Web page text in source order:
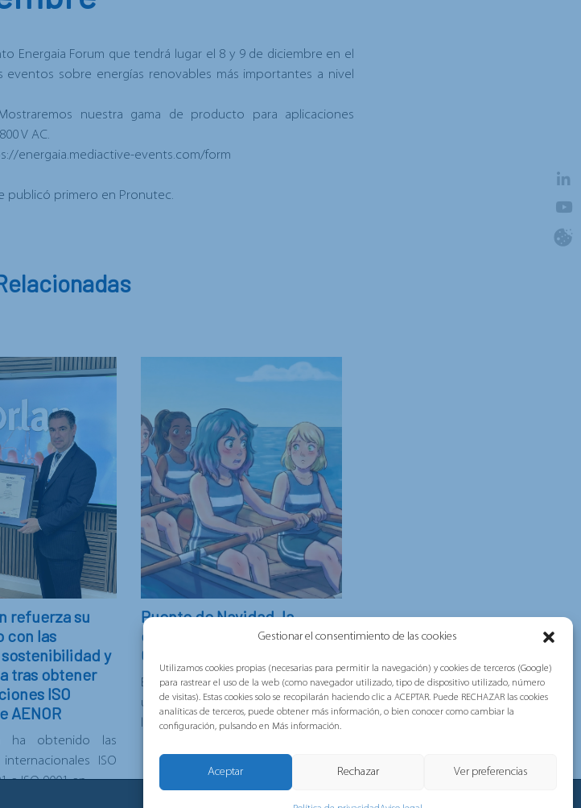
Gestionar el consentimiento de las cookies
Utilizamos cookies propias (necesarias para permitir la navegación) y cookies de terceros (Google)
para rastrear el uso de la web (como navegador utilizado, tipo de dispositivo utilizado, número
de visitas). Estas cookies solo se recopilarán haciendo clic a ACEPTAR. Puede RECHAZAR las cookies
analíticas de terceros, puede obtener más información, o bien conocer como cambiar la
configuración, pulsando en Más información.
Aceptar Rechazar Ver preferencias
Energaia Forum que tendrá lugar el 8 y 9 de diciembre en el
sobre energías renovables más importantes a nivel
nuestra gama de producto para aplicaciones
V AC.
energaia.mediactive-events.com/form
publicó primero en Pronutec.
refuerza su
con las
y
tras obtener
ISO
AENOR
ha obtenido las
ISO
e ISO 9001 en...
Puente de Navidad, la
campaña de Navidad de
Gorlan
Este año celebramos las fiestas de
una manera diferente En lugar de
limitarlo...